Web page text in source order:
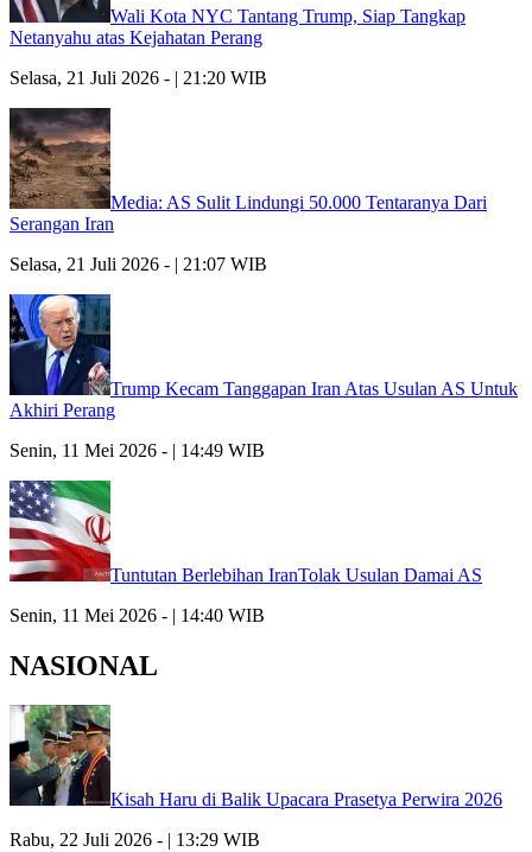
Wali Kota NYC Tantang Trump, Siap Tangkap
Netanyahu atas Kejahatan Perang
Selasa, 21 Juli 2026 - | 21:20 WIB
Media: AS Sulit Lindungi 50.000 Tentaranya Dari
Serangan Iran
Selasa, 21 Juli 2026 - | 21:07 WIB
Trump Kecam Tanggapan Iran Atas Usulan AS Untuk
Akhiri Perang
Senin, 11 Mei 2026 - | 14:49 WIB
Tuntutan Berlebihan IranTolak Usulan Damai AS
Senin, 11 Mei 2026 - | 14:40 WIB
NASIONAL
Kisah Haru di Balik Upacara Prasetya Perwira 2026
Rabu, 22 Juli 2026 - | 13:29 WIB